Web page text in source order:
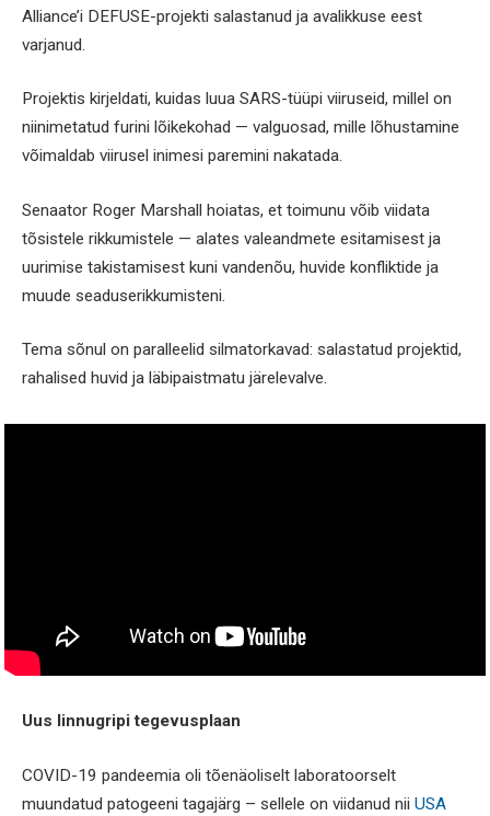
Alliance’i DEFUSE-projekti salastanud ja avalikkuse eest
varjanud.
Projektis kirjeldati, kuidas luua SARS-tüüpi viiruseid, millel on
niinimetatud furini lõikekohad — valguosad, mille lõhustamine
võimaldab viirusel inimesi paremini nakatada.
Senaator Roger Marshall hoiatas, et toimunu võib viidata
tõsistele rikkumistele — alates valeandmete esitamisest ja
uurimise takistamisest kuni vandenõu, huvide konfliktide ja
muude seaduserikkumisteni.
Tema sõnul on paralleelid silmatorkavad: salastatud projektid,
rahalised huvid ja läbipaistmatu järelevalve.
Uus linnugripi tegevusplaan
COVID-19 pandeemia oli tõenäoliselt laboratoorselt
muundatud patogeeni tagajärg – sellele on viidanud nii USA